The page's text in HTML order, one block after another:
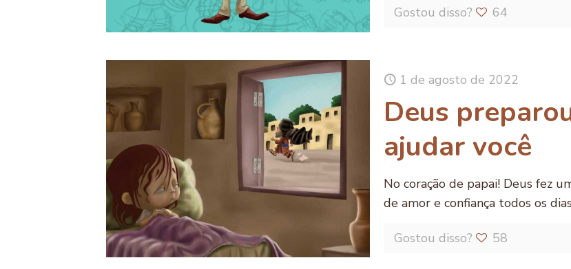
Gostou disso? 64
1 de agosto de 2022
Deus
ajudar você
No coração de papai! Deus fez
de amor e confiança todos os
Gostou disso? 58